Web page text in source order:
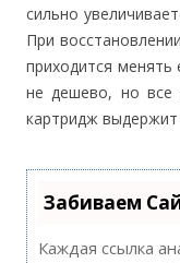
сильно
При
приходится
не дешево, но все
картридж выдержит
Забиваем
Каждая ссылка